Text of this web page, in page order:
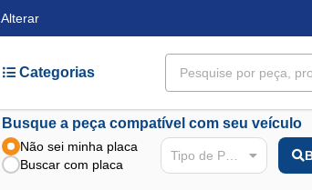
Alterar
Categorias
Busque a peça compatível com seu veículo
Não sei minha placa
Buscar com placa
Tipo de Peça